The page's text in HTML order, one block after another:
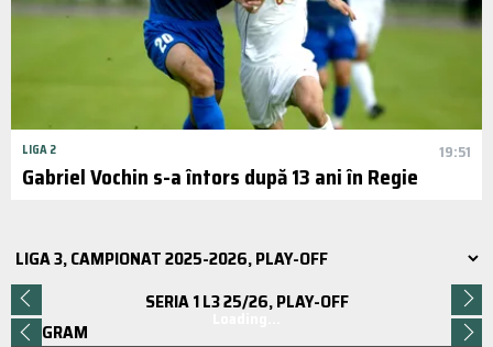
LIGA 2 19:51
Gabriel Vochin s-a întors după 13 ani în Regie
SERIA 1 L3 25/26, PLAY-OFF
Loading...
PROGRAM